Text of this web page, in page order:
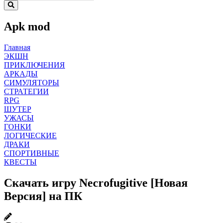
Apk mod
Главная
ЭКШН
ПРИКЛЮЧЕНИЯ
АРКАДЫ
СИМУЛЯТОРЫ
СТРАТЕГИИ
RPG
ШУТЕР
УЖАСЫ
ГОНКИ
ЛОГИЧЕСКИЕ
ДРАКИ
СПОРТИВНЫЕ
КВЕСТЫ
Скачать игру Necrofugitive [Новая
Версия] на ПК